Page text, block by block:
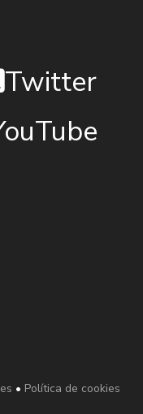
Twitter
• Política de cookies